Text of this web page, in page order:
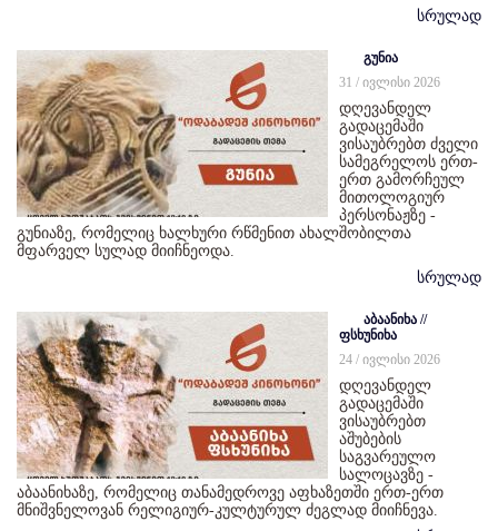
სრულად
გუნია
31 / ივლისი 2026
დღევანდელ
გადაცემაში
ვისაუბრებთ ძველი
სამეგრელოს ერთ-
ერთ გამორჩეულ
მითოლოგიურ
პერსონაჟზე -
გუნიაზე, რომელიც ხალხური რწმენით ახალშობილთა
მფარველ სულად მიიჩნეოდა.
სრულად
აბაანიხა //
ფსხუნიხა
24 / ივლისი 2026
დღევანდელ
გადაცემაში
ვისაუბრებთ
აშუბების
საგვარეულო
სალოცავზე -
აბაანიხაზე, რომელიც თანამედროვე აფხაზეთში ერთ-ერთ
მნიშვნელოვან რელიგიურ-კულტურულ ძეგლად მიიჩნევა.